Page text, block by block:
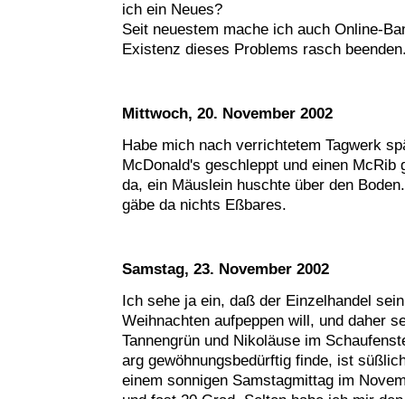
ich ein Neues?
Seit neuestem mache ich auch Online-
Existenz dieses Problems rasch
Mittwoch, 20. November 2002
Habe mich nach verrichtetem Tagwerk
McDonald's geschleppt und einen McRib
da, ein Mäuslein huschte über den
gäbe da nichts Eßbares.
Samstag, 23. November 2002
Ich sehe ja ein, daß der Einzelhandel
Weihnachten aufpeppen will, und daher
Tannengrün und Nikoläuse im
arg gewöhnungsbedürftig finde, ist
einem sonnigen Samstagmittag im